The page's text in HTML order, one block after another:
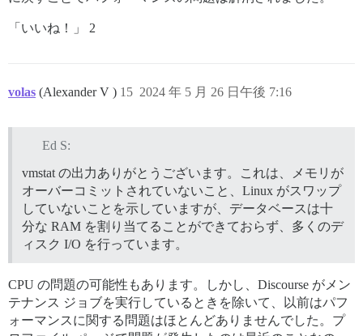
「いいね！」 2
volas (Alexander V ) 2024 年 5 月 26 日午後 7:16
15
Ed S:
vmstat の出力ありがとうございます。これは、メモリが
オーバーコミットされていないこと、Linux がスワップ
していないことを示していますが、データベースは十
分な RAM を割り当てることができておらず、多くのデ
ィスク I/O を行っています。
CPU の問題の可能性もあります。しかし、Discourse がメン
テナンス ジョブを実行しているときを除いて、以前はパフ
ォーマンスに関する問題はほとんどありませんでした。プ